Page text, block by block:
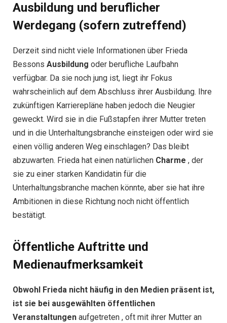
Ausbildung und beruflicher
Werdegang (sofern zutreffend)
Derzeit sind nicht viele Informationen über Frieda
Bessons Ausbildung oder berufliche Laufbahn
verfügbar. Da sie noch jung ist, liegt ihr Fokus
wahrscheinlich auf dem Abschluss ihrer Ausbildung. Ihre
zukünftigen Karrierepläne haben jedoch die Neugier
geweckt. Wird sie in die Fußstapfen ihrer Mutter treten
und in die Unterhaltungsbranche einsteigen oder wird sie
einen völlig anderen Weg einschlagen? Das bleibt
abzuwarten. Frieda hat einen natürlichen Charme , der
sie zu einer starken Kandidatin für die
Unterhaltungsbranche machen könnte, aber sie hat ihre
Ambitionen in diese Richtung noch nicht öffentlich
bestätigt.
Öffentliche Auftritte und
Medienaufmerksamkeit
Obwohl Frieda nicht häufig in den Medien präsent ist,
ist sie bei ausgewählten öffentlichen
Veranstaltungen aufgetreten , oft mit ihrer Mutter an